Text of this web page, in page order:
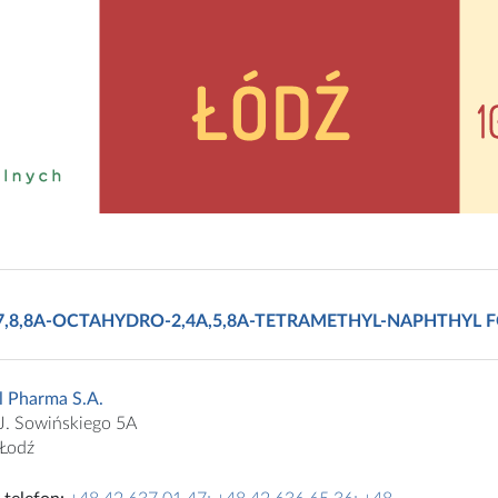
OCTAHYDRO-2,4A,5,8A-TETRAMETHYL-NAPHTHYL
Pharma S.A.
Sowińskiego 5A